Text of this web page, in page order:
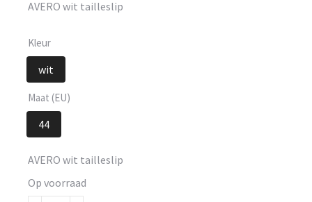
AVERO wit tailleslip
Kleur
wit
Maat (EU)
44
AVERO wit tailleslip
Op voorraad